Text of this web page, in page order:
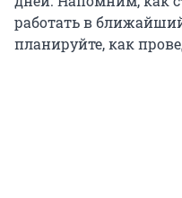
работать в
планируйте, как